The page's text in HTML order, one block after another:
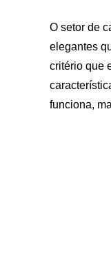
O setor de
elegantes
critério que
funciona,